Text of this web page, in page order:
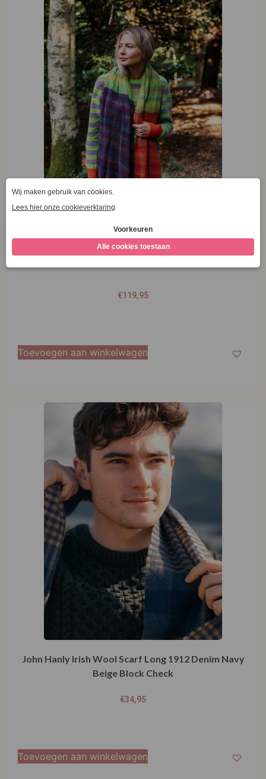
Eribé Treeline Wrap Aubergine
€119,95
Toevoegen aan winkelwagen
John Hanly Irish Wool Scarf Long 1912 Denim Navy
Beige Block Check
€34,95
Toevoegen aan winkelwagen